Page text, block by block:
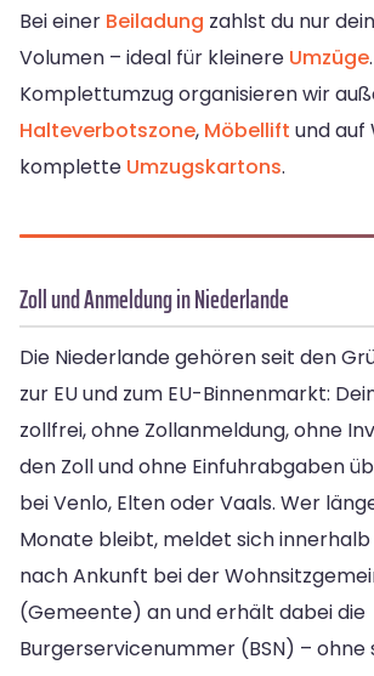
Bei einer Beiladung zahlst du nur
Volumen – ideal für kleinere Umzüge
Komplettumzug organisieren wir
Halteverbotszone, Möbellift und auf
komplette Umzugskartons.
Zoll und Anmeldung in Niederlande
Die Niederlande gehören seit den
zur EU und zum EU-Binnenmarkt:
zollfrei, ohne Zollanmeldung, ohne
den Zoll und ohne Einfuhrabgaben
bei Venlo, Elten oder Vaals. Wer
Monate bleibt, meldet sich
nach Ankunft bei der
(Gemeente) an und erhält dabei die
Burgerservicenummer (BSN) – ohne